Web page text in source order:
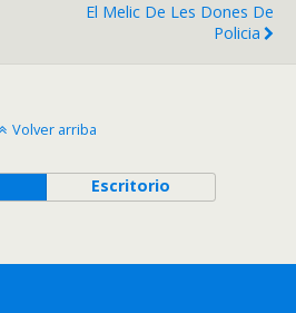
El Melic De Les Dones De
Policia
Volver arriba
Escritorio